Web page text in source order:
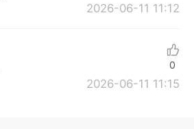
2026-06-11 11:12
2026-06-11 11:15
0